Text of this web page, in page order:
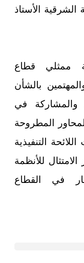
الشرقية الأستاذ
ممثلي قطاع
بالشأن
والمشاركة في
المطروحة
التنفيذية
للأنظمة
في القطاع